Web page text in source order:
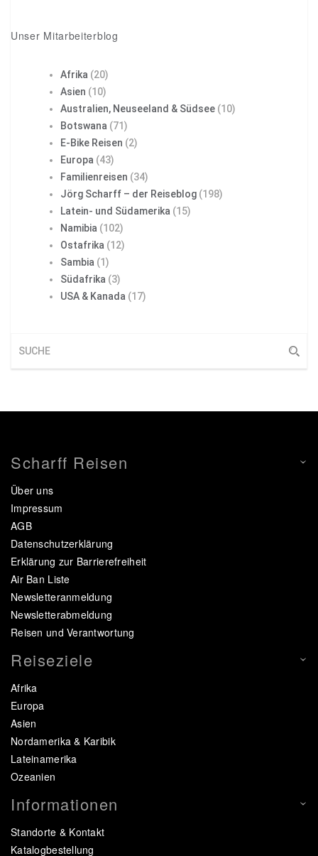
Unser Mitarbeiterblog
Afrika (20)
Asien (10)
Australien, Neuseeland & Südsee (10)
Botswana (71)
E-Bike Reisen (2)
Europa (43)
Familienreisen (34)
Jörg Scharff – der Reiseblog (198)
Latein- und Südamerika (15)
Namibia (102)
Ostafrika (12)
Sambia (1)
Südafrika (3)
USA & Kanada (17)
Scharff Reisen
Über uns
Impressum
AGB
Datenschutzerklärung
Erklärung zur Barrierefreiheit
Air Ban Liste
Newsletteranmeldung
Newsletterabmeldung
Reisen und Verantwortung
Reiseziele
Afrika
Europa
Asien
Nordamerika & Karibik
Lateinamerika
Ozeanien
Informationen
Standorte & Kontakt
Katalogbestellung